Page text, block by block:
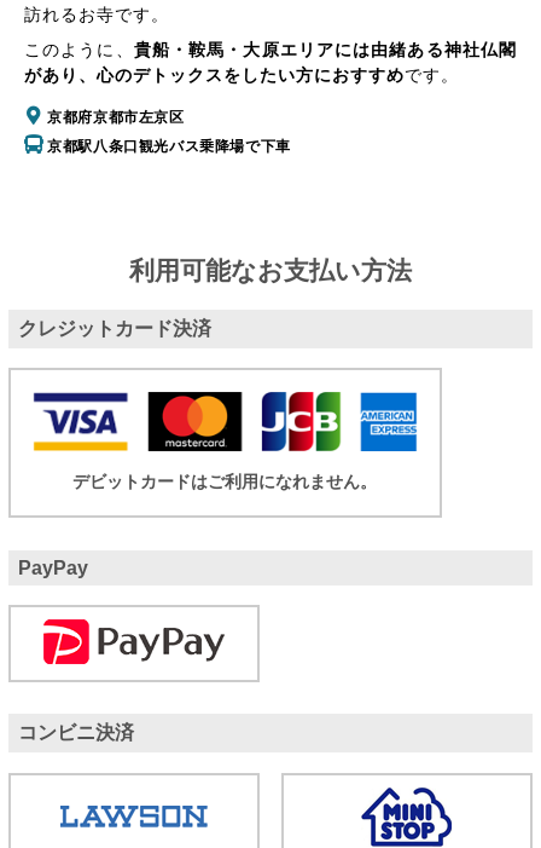
訪れるお寺です。
このように、 貴船・鞍馬・大原エリアには由緒ある神社仏閣
があり、心のデトックスをしたい方におすすめです。
京都府京都市左京区
京都駅八条口観光バス乗降場で下車
利用可能なお支払い方法
クレジットカード決済
デビットカードはご利用になれません。
PayPay
コンビニ決済